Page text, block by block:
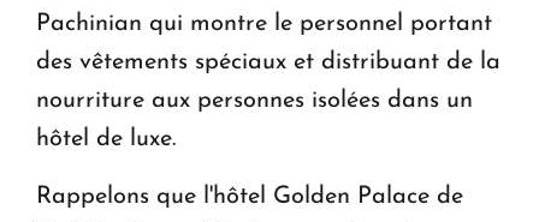
Pachinian qui montre le personnel portant
des vêtements spéciaux et distribuant de la
nourriture aux personnes isolées dans un
hôtel de luxe.
Rappelons que l'hôtel Golden Palace de